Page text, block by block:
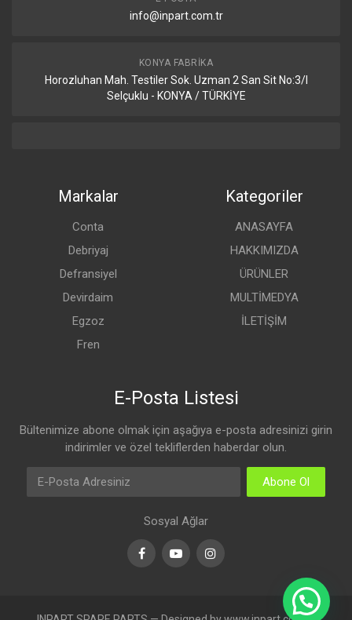
info@inpart.com.tr
KONYA FABRIKA
Horozluhan Mah. Testiler Sok. Uzman 2 San Sit No:3/I
Selçuklu - KONYA / TÜRKİYE
Markalar
Conta
Debriyaj
Defransiyel
Devirdaim
Egzoz
Fren
Kategoriler
ANASAYFA
HAKKIMIZDA
ÜRÜNLER
MULTİMEDYA
İLETİŞİM
E-Posta Listesi
Bültenimize abone olmak için aşağıya e-posta adresinizi girin
indirimler ve özel tekliflerden haberdar olun.
Abone Ol
Sosyal Ağlar
FacebookYoutubeInstagram